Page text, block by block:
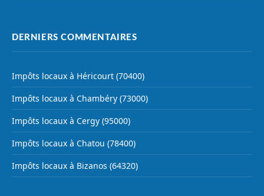
DERNIERS COMMENTAIRES
Impôts locaux à Héricourt (70400)
Impôts locaux à Chambéry (73000)
Impôts locaux à Cergy (95000)
Impôts locaux à Chatou (78400)
Impôts locaux à Bizanos (64320)